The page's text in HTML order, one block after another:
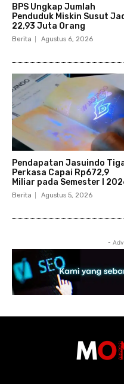
BPS Ungkap Jumlah
Penduduk Miskin Susut
22,93 Juta Orang
Berita Agustus 6, 2026
Pendapatan Jasuindo
Perkasa Capai Rp672,9
Miliar pada Semester I
Berita Agustus 5, 2026
-